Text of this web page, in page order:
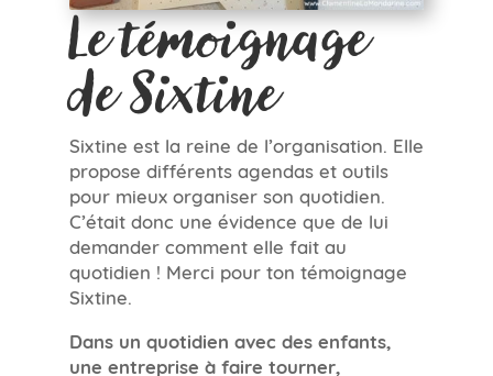
Le témoignage
de Sixtine
Sixtine est la reine de l’organisation. Elle
propose différents agendas et outils
pour mieux organiser son quotidien.
C’était donc une évidence que de lui
demander comment elle fait au
quotidien ! Merci pour ton témoignage
Sixtine.
Dans un quotidien avec des enfants,
une entreprise à faire tourner,